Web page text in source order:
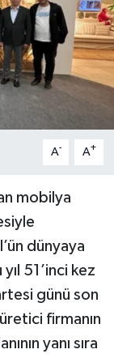
A- A+
mobilya
dünyaya
51’inci kez
günü son
firmanın
yanı sıra